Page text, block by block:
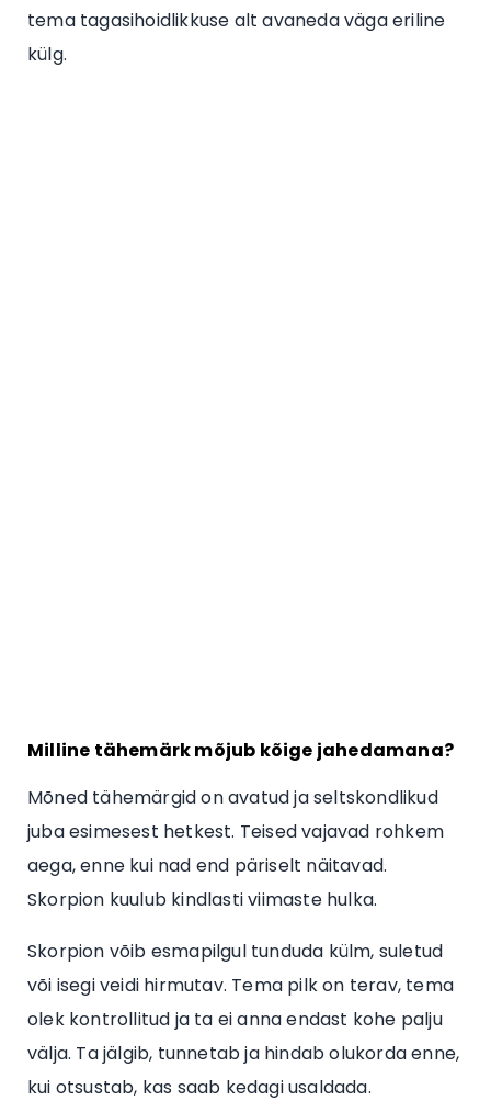
tema tagasihoidlikkuse alt avaneda väga eriline
külg.
Milline tähemärk mõjub kõige jahedamana?
Mõned tähemärgid on avatud ja seltskondlikud
juba esimesest hetkest. Teised vajavad rohkem
aega, enne kui nad end päriselt näitavad.
Skorpion kuulub kindlasti viimaste hulka.
Skorpion võib esmapilgul tunduda külm, suletud
või isegi veidi hirmutav. Tema pilk on terav, tema
olek kontrollitud ja ta ei anna endast kohe palju
välja. Ta jälgib, tunnetab ja hindab olukorda enne,
kui otsustab, kas saab kedagi usaldada.